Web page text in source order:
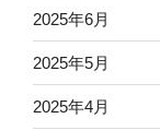
2025年6月
2025年5月
2025年4月